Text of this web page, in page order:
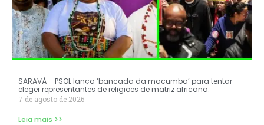
SARAVÁ – PSOL lança ‘bancada da macumba’ para tentar
eleger representantes de religiões de matriz africana.
7 de agosto de 2026
Leia mais >>